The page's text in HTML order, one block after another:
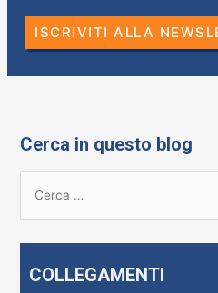
ISCRIVITI ALLA
Cerca in questo blog
COLLEGAMENTI